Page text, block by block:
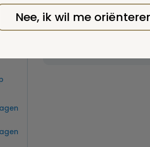
Nee, ik wil me